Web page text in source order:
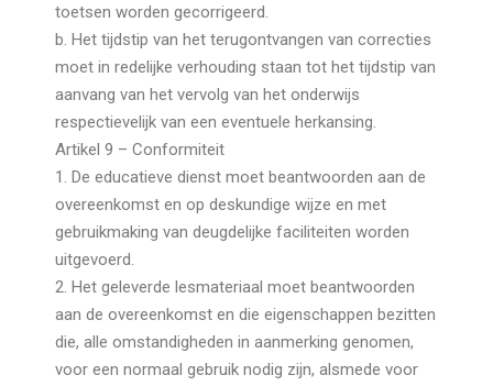
toetsen worden gecorrigeerd.
b. Het tijdstip van het terugontvangen van correcties
moet in redelijke verhouding staan tot het tijdstip van
aanvang van het vervolg van het onderwijs
respectievelijk van een eventuele herkansing.
Artikel 9 – Conformiteit
1. De educatieve dienst moet beantwoorden aan de
overeenkomst en op deskundige wijze en met
gebruikmaking van deugdelijke faciliteiten worden
uitgevoerd.
2. Het geleverde lesmateriaal moet beantwoorden
aan de overeenkomst en die eigenschappen bezitten
die, alle omstandigheden in aanmerking genomen,
voor een normaal gebruik nodig zijn, alsmede voor